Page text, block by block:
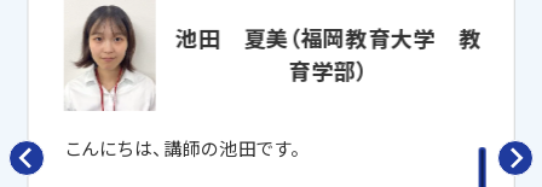
お子さまにぴったりの講師
わかるまで丁寧に教えてくれるから、この夏で成績アッ
プを目指せます！
要科目の対策ができる「トライ式 AI教材」
などを活用
池田 夏美（福岡教育大学 教
育学部）
こんにちは、講師の池田です。